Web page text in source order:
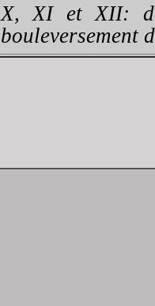
X, XI et XII:
bouleversement